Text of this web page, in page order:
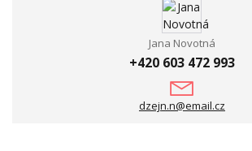
Jana Novotná
+420 603 472 993
dzejn.n@email.cz